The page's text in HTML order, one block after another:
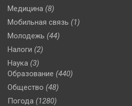
Медицина (8)
Мобильная связь (1)
Молодежь (44)
Налоги (2)
Наука (3)
Образование (440)
Общество (48)
Погода (1280)